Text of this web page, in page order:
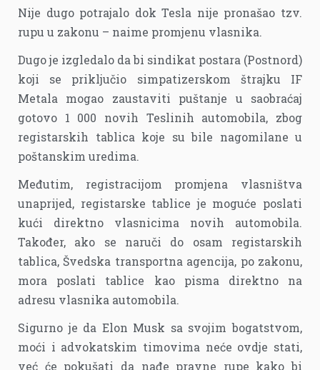
Nije dugo potrajalo dok Tesla nije pronašao tzv.
rupu u zakonu – naime promjenu vlasnika.
Dugo je izgledalo da bi sindikat postara (Postnord)
koji se priključio simpatizerskom štrajku IF
Metala mogao zaustaviti puštanje u saobraćaj
gotovo 1 000 novih Teslinih automobila, zbog
registarskih tablica koje su bile nagomilane u
poštanskim uredima.
Međutim, registracijom promjena vlasništva
unaprijed, registarske tablice je moguće poslati
kući direktno vlasnicima novih automobila.
Također, ako se naruči do osam registarskih
tablica, Švedska transportna agencija, po zakonu,
mora poslati tablice kao pisma direktno na
adresu vlasnika automobila.
Sigurno je da Elon Musk sa svojim bogatstvom,
moći i advokatskim timovima neće ovdje stati,
već će pokušati da nađe pravne rupe kako bi